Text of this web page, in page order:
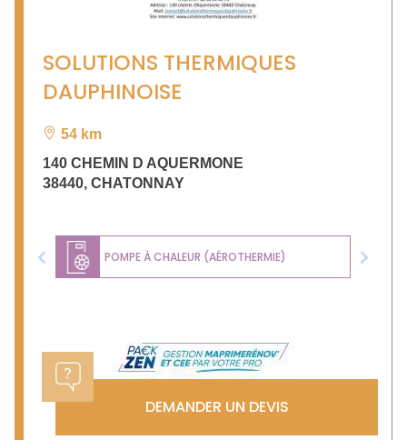
SOLUTIONS THERMIQUES
DAUPHINOISE
54 km
140 CHEMIN D AQUERMONE
38440, CHATONNAY
POMPE À CHALEUR (AÉROTHERMIE)
Previous Next
DEMANDER UN DEVIS